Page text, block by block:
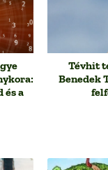
és a
Tévhit
Benedek